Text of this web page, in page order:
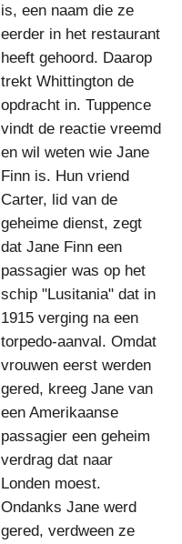
is, een naam die ze
eerder in het restaurant
heeft gehoord. Daarop
trekt Whittington de
opdracht in. Tuppence
vindt de reactie vreemd
en wil weten wie Jane
Finn is. Hun vriend
Carter, lid van de
geheime dienst, zegt
dat Jane Finn een
passagier was op het
schip "Lusitania" dat in
1915 verging na een
torpedo-aanval. Omdat
vrouwen eerst werden
gered, kreeg Jane van
een Amerikaanse
passagier een geheim
verdrag dat naar
Londen moest.
Ondanks Jane werd
gered, verdween ze